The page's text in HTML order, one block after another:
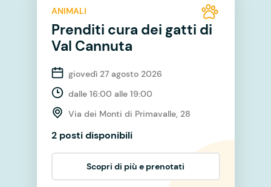
ANIMALI
Prenditi cura dei gatti di
Val Cannuta
giovedì 27 agosto 2026
dalle 16:00 alle 19:00
Via dei Monti di Primavalle, 28
2 posti disponibili
Scopri di più e prenotati